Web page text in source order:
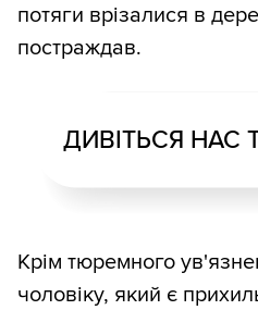
потяги врізалися в
постраждав.
ДИВІТЬСЯ НАС
Крім тюремного
чоловіку, який є